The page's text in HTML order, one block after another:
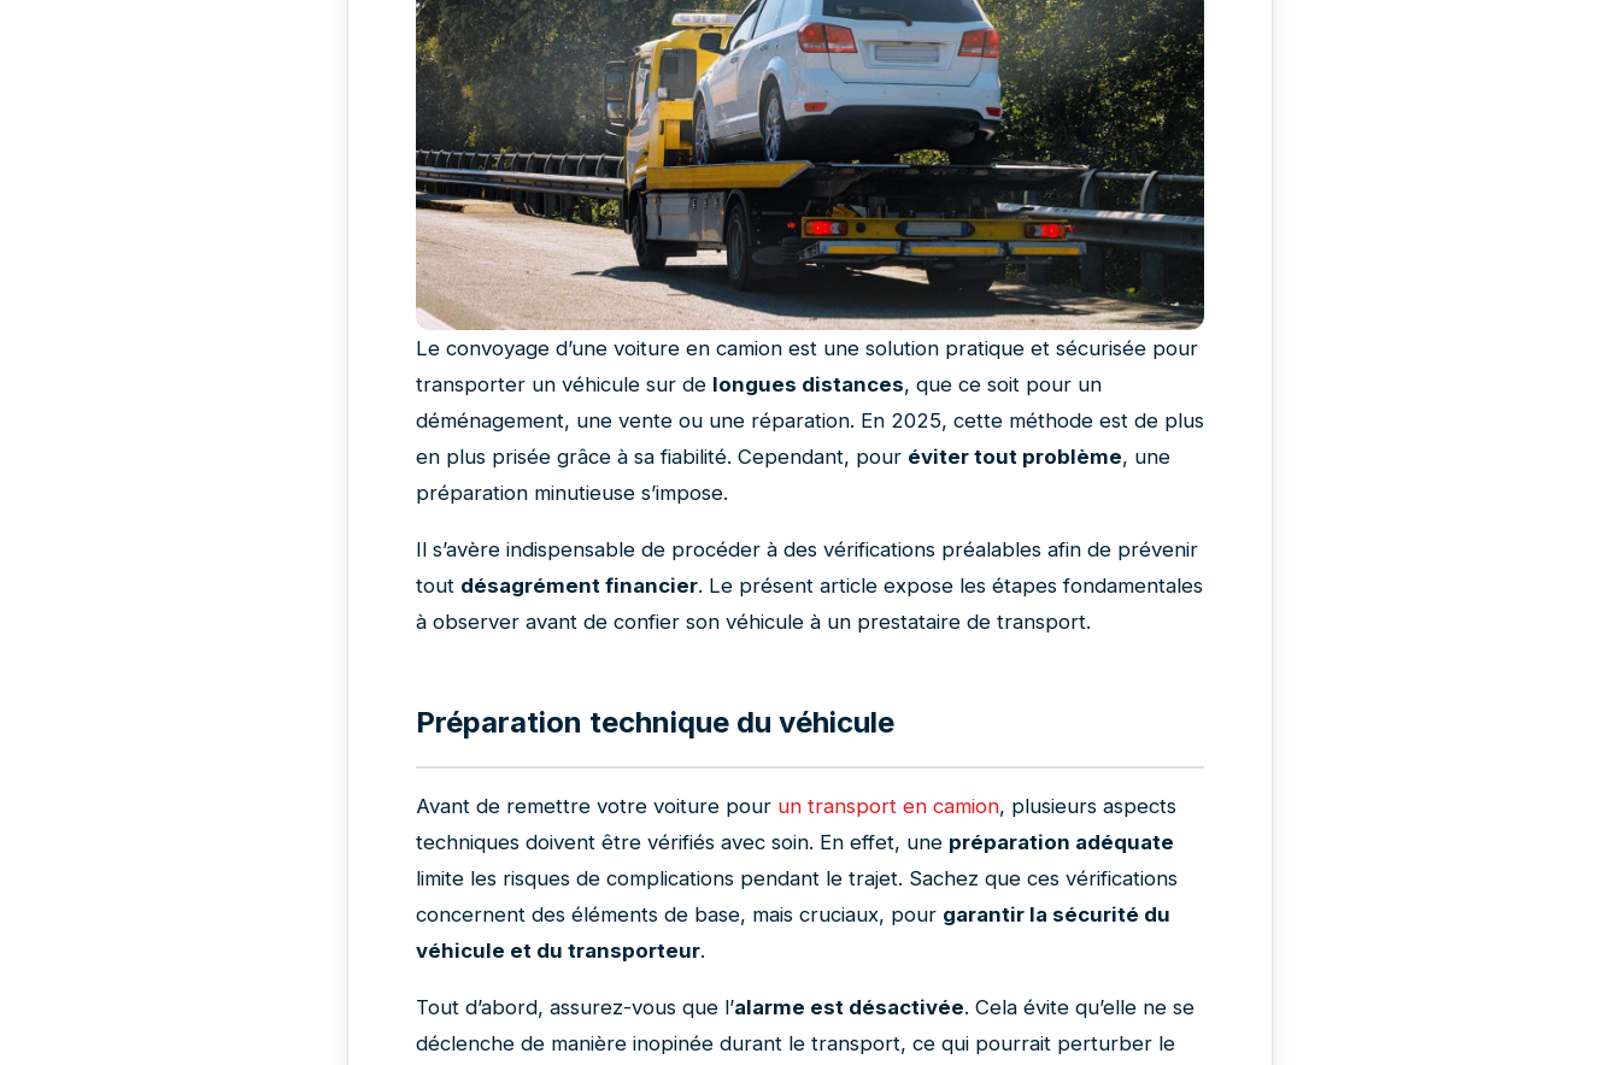
Le convoyage d’une voiture en camion est une solution pratique et sécurisée pour
transporter un véhicule sur de longues distances, que ce soit pour un
déménagement, une vente ou une réparation. En 2025, cette méthode est de plus
en plus prisée grâce à sa fiabilité. Cependant, pour éviter tout problème, une
préparation minutieuse s’impose.
Il s’avère indispensable de procéder à des vérifications préalables afin de prévenir
tout désagrément financier. Le présent article expose les étapes fondamentales
à observer avant de confier son véhicule à un prestataire de transport.
Préparation technique du véhicule
Avant de remettre votre voiture pour un transport en camion, plusieurs aspects
techniques doivent être vérifiés avec soin. En effet, une préparation adéquate
limite les risques de complications pendant le trajet. Sachez que ces vérifications
concernent des éléments de base, mais cruciaux, pour garantir la sécurité du
véhicule et du transporteur.
Tout d’abord, assurez-vous que l’alarme est désactivée. Cela évite qu’elle ne se
déclenche de manière inopinée durant le transport, ce qui pourrait perturber le